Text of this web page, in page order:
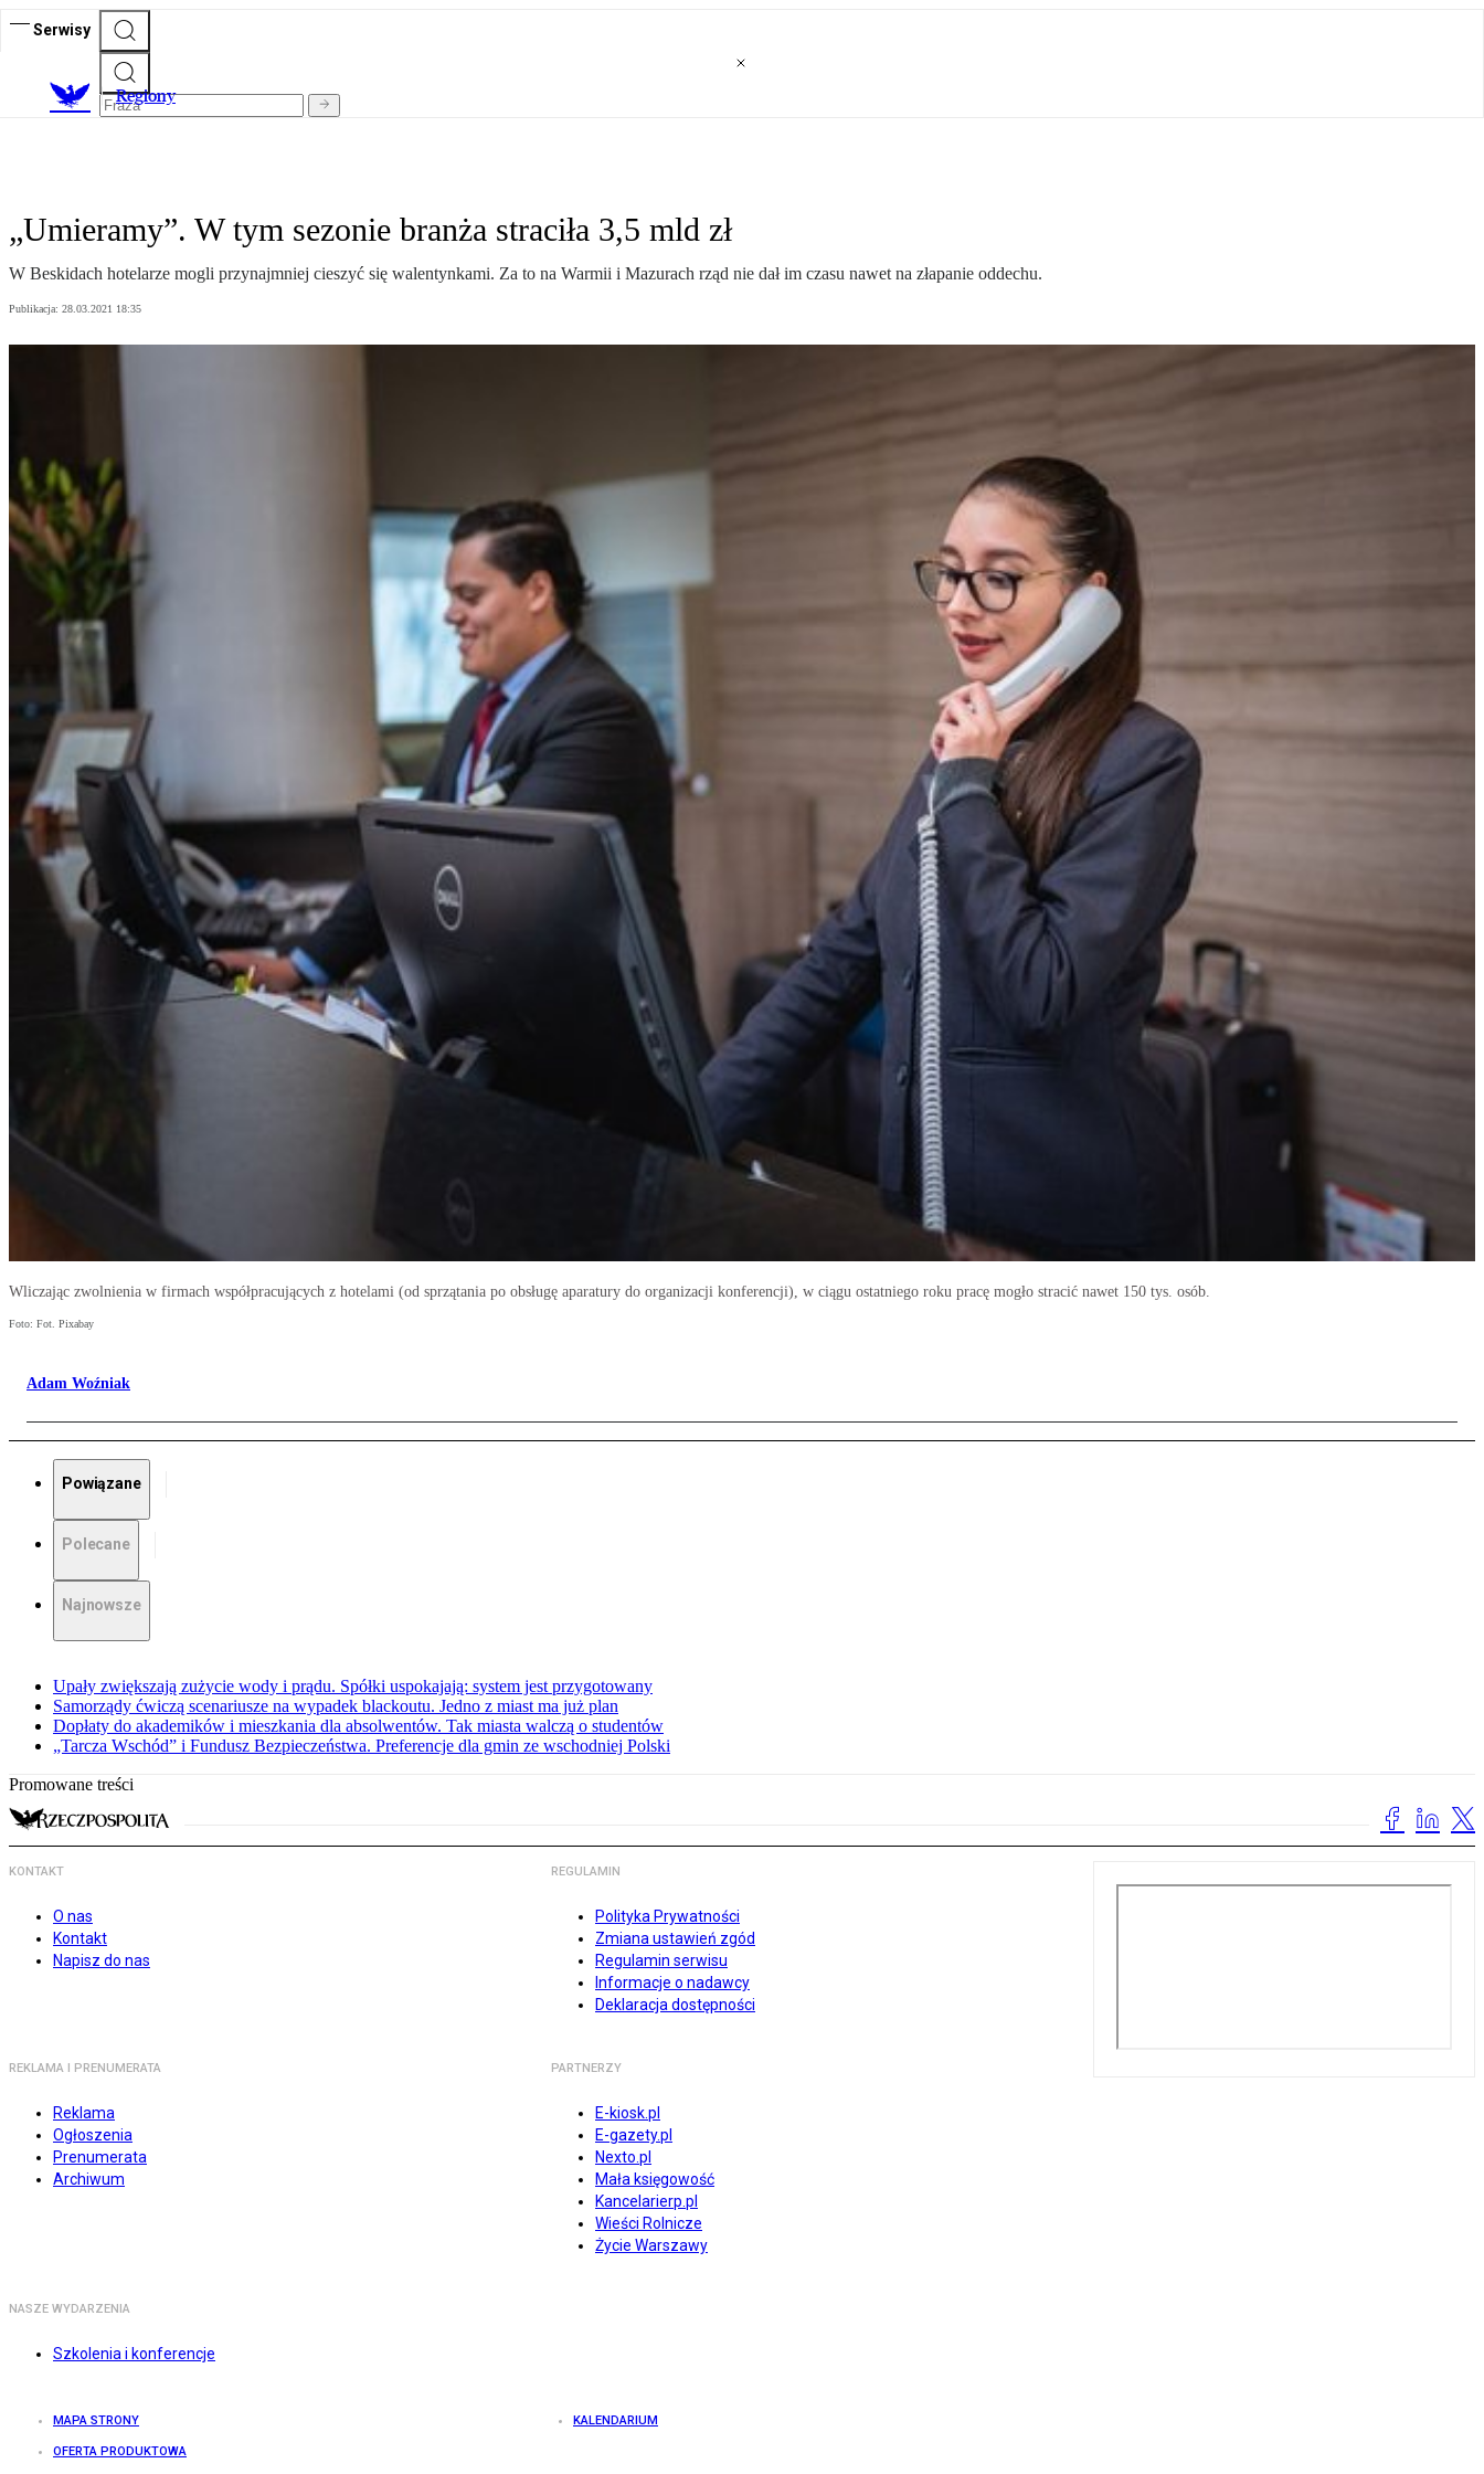
Serwisy
Regiony
„Umieramy”. W tym sezonie branża straciła 3,5 mld zł
W Beskidach hotelarze mogli przynajmniej cieszyć się walentynkami. Za to na Warmii i Mazurach rząd nie dał im czasu nawet na złapanie oddechu.
Publikacja: 28.03.2021 18:35
Wliczając zwolnienia w firmach współpracujących z hotelami (od sprzątania po obsługę aparatury do organizacji konferencji), w ciągu ostatniego roku pracę mogło stracić nawet 150 tys. osób.
Foto: Fot. Pixabay
Adam Woźniak
Powiązane
Polecane
Najnowsze
Upały zwiększają zużycie wody i prądu. Spółki uspokajają: system jest przygotowany
Samorządy ćwiczą scenariusze na wypadek blackoutu. Jedno z miast ma już plan
Dopłaty do akademików i mieszkania dla absolwentów. Tak miasta walczą o studentów
„Tarcza Wschód” i Fundusz Bezpieczeństwa. Preferencje dla gmin ze wschodniej Polski
Promowane treści
KONTAKT
O nas
Kontakt
Napisz do nas
REGULAMIN
Polityka Prywatności
Zmiana ustawień zgód
Regulamin serwisu
Informacje o nadawcy
Deklaracja dostępności
REKLAMA I PRENUMERATA
Reklama
Ogłoszenia
Prenumerata
Archiwum
PARTNERZY
E-kiosk.pl
E-gazety.pl
Nexto.pl
Mała księgowość
Kancelarierp.pl
Wieści Rolnicze
Życie Warszawy
NASZE WYDARZENIA
Szkolenia i konferencje
MAPA STRONY KALENDARIUM
OFERTA PRODUKTOWA